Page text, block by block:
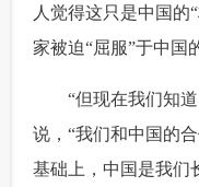
人觉得这只是中国的
家被迫“屈服”于中国
“但现在我们知道
说，“我们和中国的
基础上，中国是我们